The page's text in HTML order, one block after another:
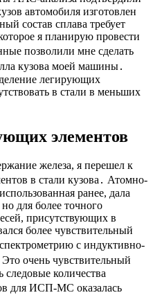
автомобиля изготовлен
состав сплава требует
я планирую провести
позволили мне сделать
кузова моей машины․
легирующих
в стали в меньших
элементов
железа, я перешел к
в стали кузова․ Атомно-
ранее, дала
для более точного
присутствующих в
более чувствительный
с индуктивно-
очень чувствительный
количества
для ИСП-МС оказалась